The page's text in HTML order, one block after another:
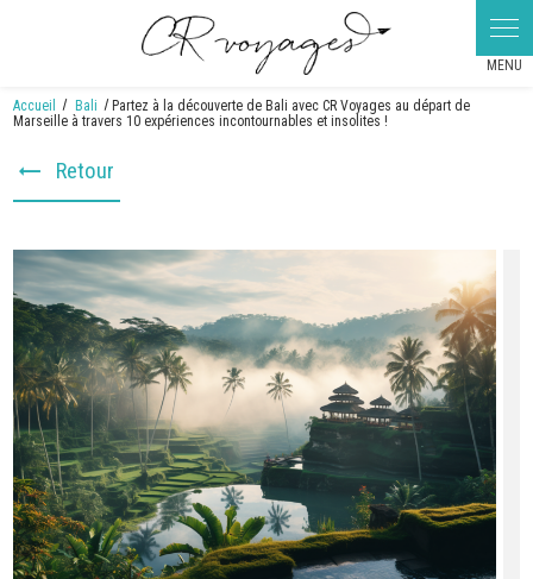
Accueil Bali
Partez à la découverte de Bali avec CR Voyages au départ de
Marseille à travers 10 expériences incontournables et insolites !
Retour